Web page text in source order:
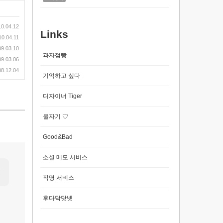
Links
과자점빵
기억하고 싶다
디자이너 Tiger
울자기 ♡
Good&Bad
소셜 메모 서비스
작명 서비스
후다닥닷넷